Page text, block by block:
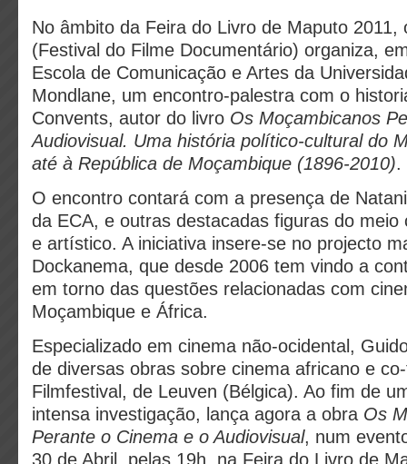
No âmbito da Feira do Livro de Maputo 2011,
(Festival do Filme Documentário) organiza,
Escola de Comunicação e Artes da
Mondlane, um encontro-palestra com o
Convents, autor do livro Os Moçambicanos
Audiovisual. Uma história político-cultural do
até à República de Moçambique (1896-2010).
O encontro contará com a presença de
da ECA, e outras destacadas figuras do meio
e artístico. A iniciativa insere-se no projecto
Dockanema, que desde 2006 tem vindo a
em torno das questões relacionadas com
Moçambique e África.
Especializado em cinema não-ocidental,
de diversas obras sobre cinema africano e
Filmfestival, de Leuven (Bélgica). Ao fim de
intensa investigação, lança agora a obra Os
Perante o Cinema e o Audiovisual, num
30 de Abril, pelas 19h, na Feira do Livro de